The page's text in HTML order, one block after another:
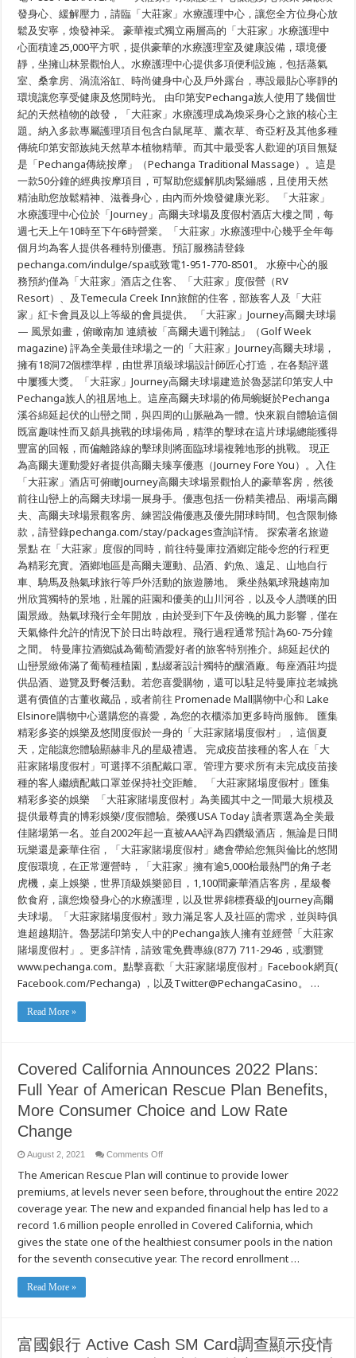
發身心、緩解壓力，請臨「大莊家」水療護理中心，讓您全方位身心放
鬆及安寧，煥發神采。 豪華複式獨立兩層高的「大莊家」水療護理中
心面積達25,000平方呎，提供豪華的水療護理室及健康設備，環境優
靜，坐擁山林景觀怡人。水療護理中心提供多項便利設施，包括蒸氣
室、桑拿房、渦流浴缸、時尚健身中心及戶外露台，專設最貼心寧靜的
環境讓您享受健康及悠閒時光。 由印第安Pechanga族人使用了幾個世
紀的天然植物的啟發，「大莊家」水療護理成為煥采身心之旅的核心主
題。納入多款專屬護理項目包含白鼠尾草、薰衣草、奇亞籽及其他多種
傳統印第安部族純天然草本植物精華。而其中最受客人歡迎的項目無疑
是「Pechanga傳統按摩」（Pechanga Traditional Massage）。這是
一款50分鐘的經典按摩項目，可幫助您緩解肌肉緊繃感，且使用天然
精油助您放鬆精神、滋養身心，由內而外煥發健康光彩。 「大莊家」
水療護理中心位於「Journey」高爾夫球場及度假村酒店大樓之間，每
週七天上午10時至下午6時營業。「大莊家」水療護理中心幾乎全年每
個月均為客人提供各種特別優惠。預訂服務請登錄
pechanga.com/indulge/spa或致電1-951-770-8501。 水療中心的服
務預約僅為「大莊家」酒店之住客、「大莊家」度假營（RV
Resort）、及Temecula Creek Inn旅館的住客，部族客人及「大莊
家」紅卡會員及以上等級的會員提供。 「大莊家」Journey高爾夫球場
— 風景如畫，俯瞰南加 連續被「高爾夫週刊雜誌」（Golf Week
magazine) 評為全美最佳球場之一的「大莊家」Journey高爾夫球場，
擁有18洞72個標準桿，由世界頂級球場設計師匠心打造，在各類評選
中屢獲大獎。「大莊家」Journey高爾夫球場建造於魯瑟諾印第安人中
Pechanga族人的祖居地上。這座高爾夫球場的佈局蜿蜒於Pechanga
溪谷綿延起伏的山巒之間，與四周的山脈融為一體。快來親自體驗這個
既富趣味性而又頗具挑戰的球場佈局，精準的擊球在這片球場總能獲得
豐富的回報，而偏離路線的擊球則將面臨球場複雜地形的挑戰。 現正
為高爾夫運動愛好者提供高爾夫臻享優惠（Journey Fore You）。入住
「大莊家」酒店可俯瞰Journey高爾夫球場景觀怡人的豪華客房，然後
前往山巒上的高爾夫球場一展身手。優惠包括一份精美禮品、兩場高爾
夫、高爾夫球場景觀客房、練習設備優惠及優先開球時間。包含限制條
款，請登錄pechanga.com/stay/packages查詢詳情。 探索著名旅遊
景點 在「大莊家」度假的同時，前往特曼庫拉酒鄉定能令您的行程更
為精彩充實。酒鄉地區是高爾夫運動、品酒、釣魚、遠足、山地自行
車、騎馬及熱氣球旅行等戶外活動的旅遊勝地。 乘坐熱氣球飛越南加
州欣賞獨特的景地，壯麗的莊園和優美的山川河谷，以及令人讚嘆的田
園景緻。熱氣球飛行全年開放，由於受到下午及傍晚的風力影響，僅在
天氣條件允許的情況下於日出時啟程。飛行過程通常預計為60-75分鐘
之間。 特曼庫拉酒鄉誠為葡萄酒愛好者的旅客特別推介。綿延起伏的
山巒景緻佈滿了葡萄種植園，點綴著設計獨特的釀酒廠。每座酒莊均提
供品酒、遊覽及野餐活動。若您喜愛購物，還可以駐足特曼庫拉老城挑
選有價值的古董收藏品，或者前往 Promenade Mall購物中心和 Lake
Elsinore購物中心選購您的喜愛，為您的衣櫃添加更多時尚服飾。 匯集
精彩多姿的娛樂及悠閒度假於一身的「大莊家賭場度假村」，這個夏
天，定能讓您體驗顯赫非凡的星級禮遇。 完成疫苗接種的客人在「大
莊家賭場度假村」可選擇不須配戴口罩。管理方要求所有未完成疫苗接
種的客人繼續配戴口罩並保持社交距離。 「大莊家賭場度假村」匯集
精彩多姿的娛樂 「大莊家賭場度假村」為美國其中之一間最大規模及
提供最尊貴的博彩娛樂/度假體驗。榮獲USA Today 讀者票選為全美最
佳賭場第一名。並自2002年起一直被AAA評為四鑽級酒店，無論是日間
玩樂還是豪華住宿，「大莊家賭場度假村」總會帶給您無與倫比的悠閒
度假環境，在正常運營時，「大莊家」擁有逾5,000枱最熱門的角子老
虎機，桌上娛樂，世界頂級娛樂節目，1,100間豪華酒店客房，星級餐
飲食府，讓您煥發身心的水療護理，以及世界錦標賽級的Journey高爾
夫球場。「大莊家賭場度假村」致力滿足客人及社區的需求，並與時俱
進超越期許。魯瑟諾印第安人中的Pechanga族人擁有並經營「大莊家
賭場度假村」。更多詳情，請致電免費專線(877) 711-2946，或瀏覽
www.pechanga.com。點擊喜歡「大莊家賭場度假村」Facebook網頁(
Facebook.com/Pechanga) ，以及Twitter@PechangaCasino。 …
Read More »
Covered California Announces 2022 Plans:
Full Year of American Rescue Plan Benefits,
More Consumer Choice and Low Rate
Change
August 2, 2021 Comments Offon
California
Announces
2022
Full
Year
of
American
Rescue
Plan
The American Rescue Plan will continue to provide lower
premiums, at levels never seen before, throughout the entire 2022
coverage year. The new and expanded financial help has led to a
record 1.6 million people enrolled in Covered California, which
gives the state one of the healthiest consumer pools in the nation
for the seventh consecutive year. The record enrollment …
Read More »
富國銀行 Active Cash SM Card調查顯示疫情